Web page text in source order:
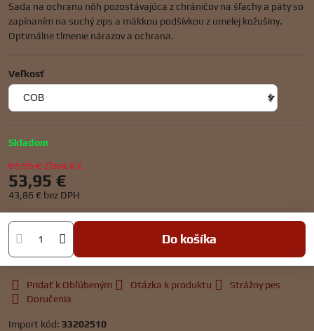
Sada na ochranu nôh pozostávajúca z chráničov na šľachy a päty so
zapínaním na suchý zips a mäkkou podšívkou z umelej kožušiny.
Optimálne tlmenie nárazov a ochrana.
Veľkosť
Skladom
61,95 €Zľava 8 €
53,95 €
43,86 € bez DPH
Do košíka
Pridať k Obľúbeným Otázka k produktu
Strážny pes
Doručenia
Import kód: 33202510